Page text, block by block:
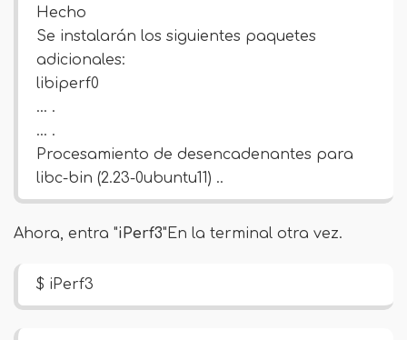
Hecho
Se instalarán los siguientes paquetes
adicionales:
libiperf0
… .
… .
Procesamiento de desencadenantes para
libc-bin (2.23-0ubuntu11) ..
Ahora, entra "iPerf3"En la terminal otra vez.
$ iPerf3